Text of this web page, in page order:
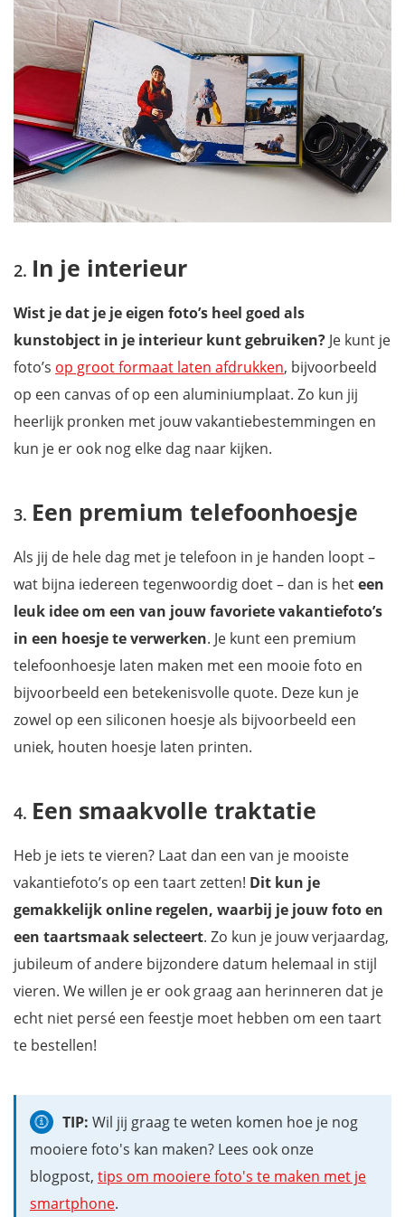
In je interieur
Wist je dat je je eigen foto’s heel goed als
kunstobject in je interieur kunt gebruiken? Je kunt je
foto’s op groot formaat laten afdrukken, bijvoorbeeld
op een canvas of op een aluminiumplaat. Zo kun jij
heerlijk pronken met jouw vakantiebestemmingen en
kun je er ook nog elke dag naar kijken.
Een premium telefoonhoesje
Als jij de hele dag met je telefoon in je handen loopt –
wat bijna iedereen tegenwoordig doet – dan is heteen
leuk idee om een van jouw favoriete vakantiefoto’s
in een hoesje te verwerken. Je kunt een premium
telefoonhoesje laten maken met een mooie foto en
bijvoorbeeld een betekenisvolle quote. Deze kun je
zowel op een siliconen hoesje als bijvoorbeeld een
uniek, houten hoesje laten printen.
Een smaakvolle traktatie
Heb je iets te vieren? Laat dan een van je mooiste
vakantiefoto’s op een taart zetten! Dit kun je
gemakkelijk online regelen, waarbij je jouw foto en
een taartsmaak selecteert. Zo kun je jouw verjaardag,
jubileum of andere bijzondere datum helemaal in stijl
vieren. We willen je er ook graag aan herinneren dat je
echt niet persé een feestje moet hebben om een taart
te bestellen!
TIP: Wil jij graag te weten komen hoe je nog
mooiere foto's kan maken? Lees ook onze
blogpost, tips om mooiere foto's te maken met je
smartphone.